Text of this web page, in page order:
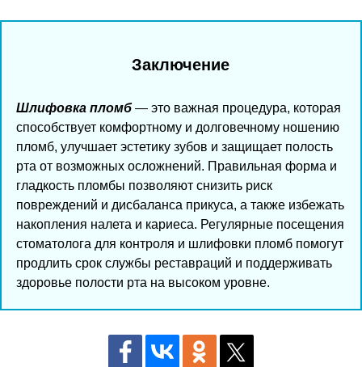
Заключение
Шлифовка пломб— это важная процедура, которая
способствует комфортному и долговечному ношению
пломб, улучшает эстетику зубов и защищает полость
рта от возможных осложнений. Правильная форма и
гладкость пломбы позволяют снизить риск
повреждений и дисбаланса прикуса, а также избежать
накопления налета и кариеса. Регулярные посещения
стоматолога для контроля и шлифовки пломб помогут
продлить срок службы реставраций и поддерживать
здоровье полости рта на высоком уровне.